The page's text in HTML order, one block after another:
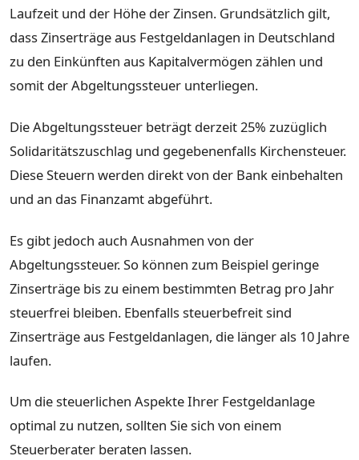
Laufzeit und der Höhe der Zinsen. Grundsätzlich gilt,
dass Zinserträge aus Festgeldanlagen in Deutschland
zu den Einkünften aus Kapitalvermögen zählen und
somit der Abgeltungssteuer unterliegen.
Die Abgeltungssteuer beträgt derzeit 25% zuzüglich
Solidaritätszuschlag und gegebenenfalls Kirchensteuer.
Diese Steuern werden direkt von der Bank einbehalten
und an das Finanzamt abgeführt.
Es gibt jedoch auch Ausnahmen von der
Abgeltungssteuer. So können zum Beispiel geringe
Zinserträge bis zu einem bestimmten Betrag pro Jahr
steuerfrei bleiben. Ebenfalls steuerbefreit sind
Zinserträge aus Festgeldanlagen, die länger als 10 Jahre
laufen.
Um die steuerlichen Aspekte Ihrer Festgeldanlage
optimal zu nutzen, sollten Sie sich von einem
Steuerberater beraten lassen.